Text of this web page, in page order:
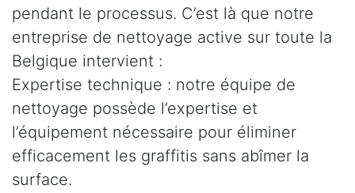
pendant le processus. C’est là que notre
entreprise de nettoyage active sur toute la
Belgique intervient :
Expertise technique : notre équipe de
nettoyage possède l’expertise et
l’équipement nécessaire pour éliminer
efficacement les graffitis sans abîmer la
surface.